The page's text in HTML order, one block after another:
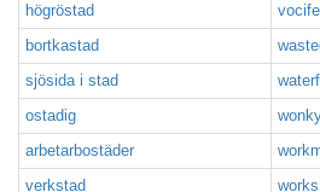
högröstad
bortkastad
sjösida i stad
ostadig
arbetarbostäder
verkstad
works